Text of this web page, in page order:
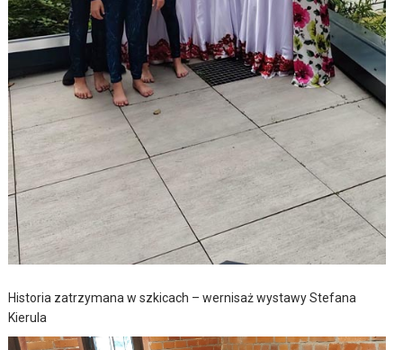
Historia zatrzymana w szkicach – wernisaż wystawy Stefana
Kierula